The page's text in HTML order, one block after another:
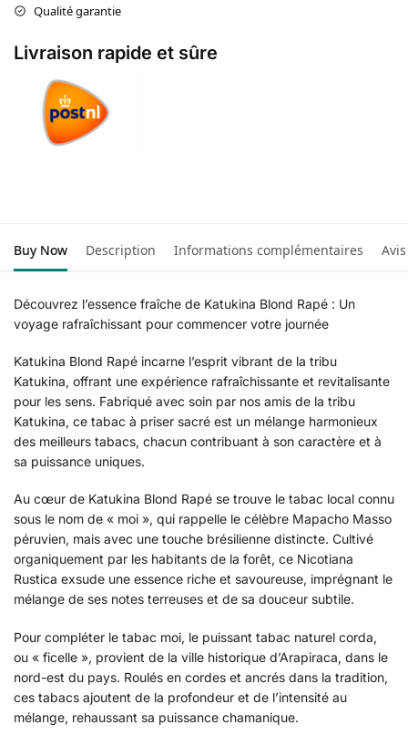
Qualité garantie
Livraison rapide et sûre
Buy Now Description Informations complémentaires Avis
Découvrez l’essence fraîche de Katukina Blond Rapé : Un
voyage rafraîchissant pour commencer votre journée
Katukina Blond Rapé incarne l’esprit vibrant de la tribu
Katukina, offrant une expérience rafraîchissante et revitalisante
pour les sens. Fabriqué avec soin par nos amis de la tribu
Katukina, ce tabac à priser sacré est un mélange harmonieux
des meilleurs tabacs, chacun contribuant à son caractère et à
sa puissance uniques.
Au cœur de Katukina Blond Rapé se trouve le tabac local connu
sous le nom de « moi », qui rappelle le célèbre Mapacho Masso
péruvien, mais avec une touche brésilienne distincte. Cultivé
organiquement par les habitants de la forêt, ce Nicotiana
Rustica exsude une essence riche et savoureuse, imprégnant le
mélange de ses notes terreuses et de sa douceur subtile.
Pour compléter le tabac moi, le puissant tabac naturel corda,
ou « ficelle », provient de la ville historique d’Arapiraca, dans le
nord-est du pays. Roulés en cordes et ancrés dans la tradition,
ces tabacs ajoutent de la profondeur et de l’intensité au
mélange, rehaussant sa puissance chamanique.